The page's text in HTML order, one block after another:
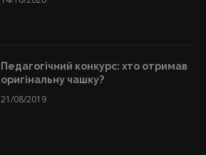
Педагогічний конкурс: хто отримав
оригінальну чашку?
21/08/2019